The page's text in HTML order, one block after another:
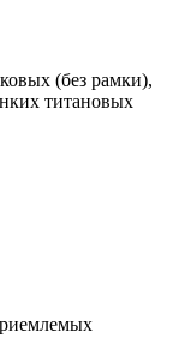
(без рамки),
титановых